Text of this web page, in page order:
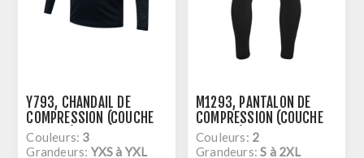
Y793, CHANDAIL DE
COMPRESSION (COUCHE
DE BASE), MANCHE
RAGLAN POUR ENFANT,
Couleurs: 3
Grandeurs: YXS à YXL
M1293, PANTALON DE
COMPRESSION (COUCHE
DE BASE), DRY FIT
Couleurs: 2
Grandeurs:S à 2XL